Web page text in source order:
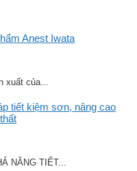
Anest Iwata
xuất của...
tiết kiệm sơn, nâng cao
NĂNG TIẾT...